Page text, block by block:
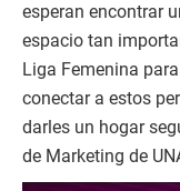
esperan encontrar
espacio tan
Liga Femenina
conectar a estos
darles un hogar
de Marketing de